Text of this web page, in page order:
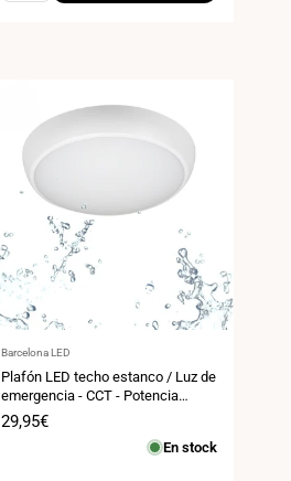
Proveedor:
Barcelona LED
Plafón LED techo estanco / Luz de
emergencia - CCT - Potencia
ajustable 12W-16W - Ø31cm -
IP65
Precio
29,95€
En stock